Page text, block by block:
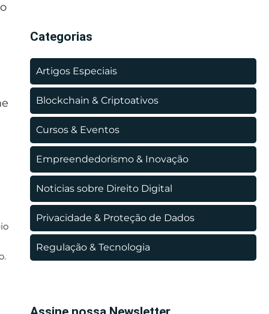
Categorias
Artigos Especiais
Blockchain & Criptoativos
Cursos & Eventos
Empreendedorismo & Inovação
Noticias sobre Direito Digital
Privacidade & Proteção de Dados
Regulação & Tecnologia